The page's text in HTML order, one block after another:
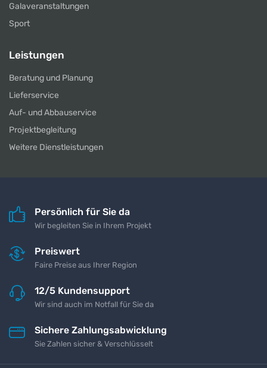
Galaveranstaltungen
Sport
Leistungen
Beratung und Planung
Lieferservice
Auf- und Abbauservice
Projektbegleitung
Weitere Dienstleistungen
Persönlich für Sie da
Wir begleiten Sie in Ihrem Projekt
Preiswert
Faire Preise aus Ihrer Region
12/5 Kundensupport
Wir sind auch im Notfall für Sie da
Sichere Zahlungsabwicklung
Sie Zahlen sicher & Verschlüsselt